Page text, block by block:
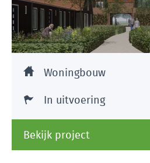
Woningbouw
In uitvoering
Bekijk project